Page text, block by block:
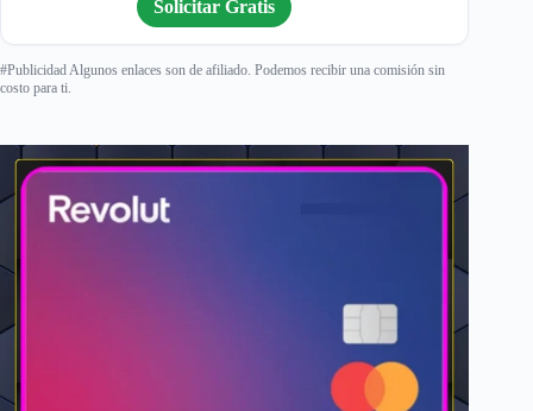
Solicitar Gratis
#Publicidad Algunos enlaces son de afiliado. Podemos recibir una comisión sin
costo para ti.